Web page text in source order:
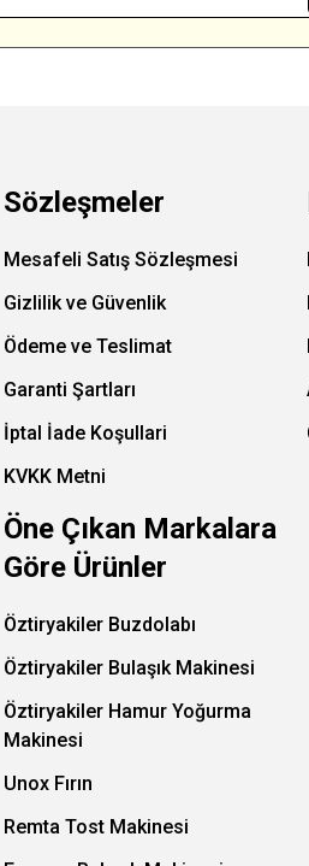
Sözleşmeler
Mesafeli Satış Sözleşmesi
Gizlilik ve Güvenlik
Ödeme ve Teslimat
Garanti Şartları
İptal İade Koşullari
KVKK Metni
Öne Çıkan Markalara
Göre Ürünler
Öztiryakiler Buzdolabı
Öztiryakiler Bulaşık Makinesi
Öztiryakiler Hamur Yoğurma
Makinesi
Unox Fırın
Remta Tost Makinesi